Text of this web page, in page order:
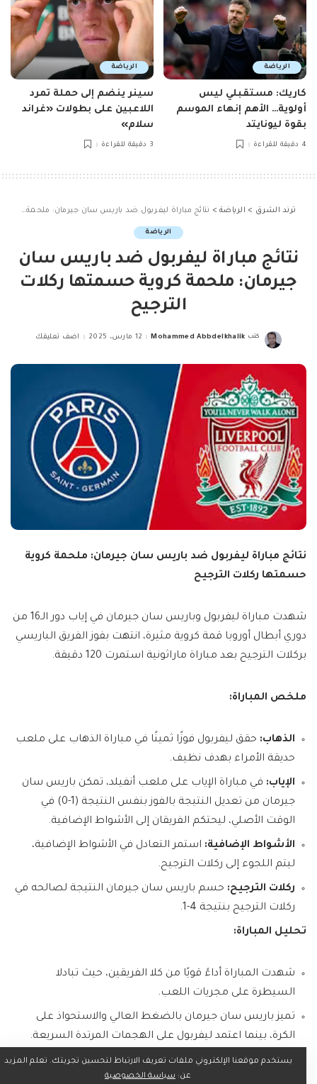
الرياضة
كاريك: مستقبلي ليس
أولوية… الأهم إنهاء الموسم
بقوة ليونايتد
4 دقيقة للقراءة
الرياضة
سينر ينضم إلى حملة تمرد
اللاعبين على بطولات «غراند
سلام»
3 دقيقة للقراءة
ترند الشرق > الرياضة> نتائج مباراة ليفربول ضد باريس سان جيرمان: ملحمة كروية حسمتها ركلات الترجيح
الرياضة
نتائج مباراة ليفربول ضد باريس سان
جيرمان: ملحمة كروية حسمتها ركلات
الترجيح
Posted
كتب Mohammed Abbdelkhalik 12 مارس، 2025 اضف تعليقك
نتائج مباراة ليفربول ضد باريس سان جيرمان: ملحمة كروية
حسمتها ركلات الترجيح
شهدت مباراة ليفربول وباريس سان جيرمان في إياب دور الـ16 من
دوري أبطال أوروبا قمة كروية مثيرة، انتهت بفوز الفريق الباريسي
بركلات الترجيح بعد مباراة ماراثونية استمرت 120 دقيقة.
ملخص المباراة:
الذهاب: حقق ليفربول فوزًا ثمينًا في مباراة الذهاب على ملعب
حديقة الأمراء بهدف نظيف.
الإياب: في مباراة الإياب على ملعب أنفيلد، تمكن باريس سان
جيرمان من تعديل النتيجة بالفوز بنفس النتيجة (1-0) في
الوقت الأصلي، ليحتكم الفريقان إلى الأشواط الإضافية.
الأشواط الإضافية: استمر التعادل في الأشواط الإضافية،
ليتم اللجوء إلى ركلات الترجيح.
ركلات الترجيح: حسم باريس سان جيرمان النتيجة لصالحه في
ركلات الترجيح بنتيجة 4-1.
تحليل المباراة:
شهدت المباراة أداءً قويًا من كلا الفريقين، حيث تبادلا
السيطرة على مجريات اللعب.
تميز باريس سان جيرمان بالضغط العالي والاستحواذ على
الكرة، بينما اعتمد ليفربول على الهجمات المرتدة السريعة.
تألق حارسا المرمى، أليسون بيكر وجيانلويجي دوناروما، في
التصدي للعديد من الفرص الخطيرة.
يستخدم موقعنا الإلكتروني ملفات تعريف الارتباط لتحسين تجربتك. تعلم المزيد
عن: سياسة الخصوصية